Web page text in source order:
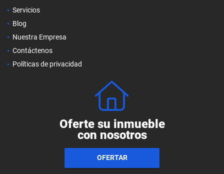
Servicios
Blog
Nuestra Empresa
Contáctenos
Políticas de privacidad
Oferte su inmueble
con nosotros
OFERTAR